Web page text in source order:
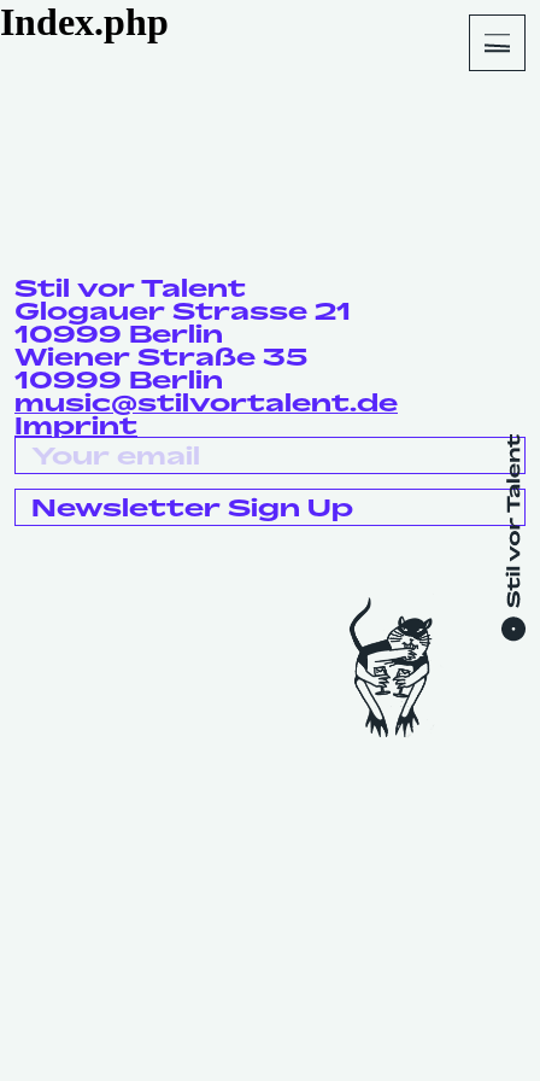
About
Index.php
Stil vor Talent
Glogauer Strasse 21
10999 Berlin
Wiener Straße 35
10999 Berlin
music@stilvortalent.de
Imprint